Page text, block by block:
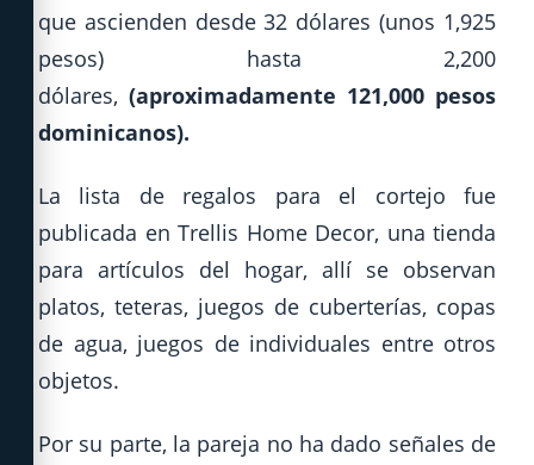
que ascienden desde 32 dólares (unos 1,925
pesos) hasta 2,200
dólares, (aproximadamente 121,000 pesos
dominicanos).
La lista de regalos para el cortejo fue
publicada en Trellis Home Decor, una tienda
para artículos del hogar, allí se observan
platos, teteras, juegos de cuberterías, copas
de agua, juegos de individuales entre otros
objetos.
Por su parte, la pareja no ha dado señales de